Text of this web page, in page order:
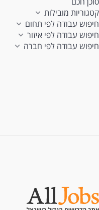
קטגוריות מובילות
חיפוש עבודה לפי תחום
חיפוש עבודה לפי איזור
חיפוש עבודה לפי חברה